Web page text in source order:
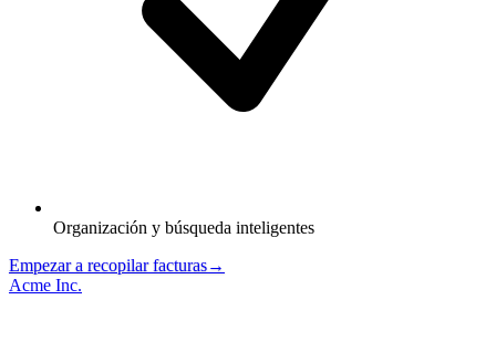
Organización y búsqueda inteligentes
Empezar a recopilar facturas→
Acme Inc.